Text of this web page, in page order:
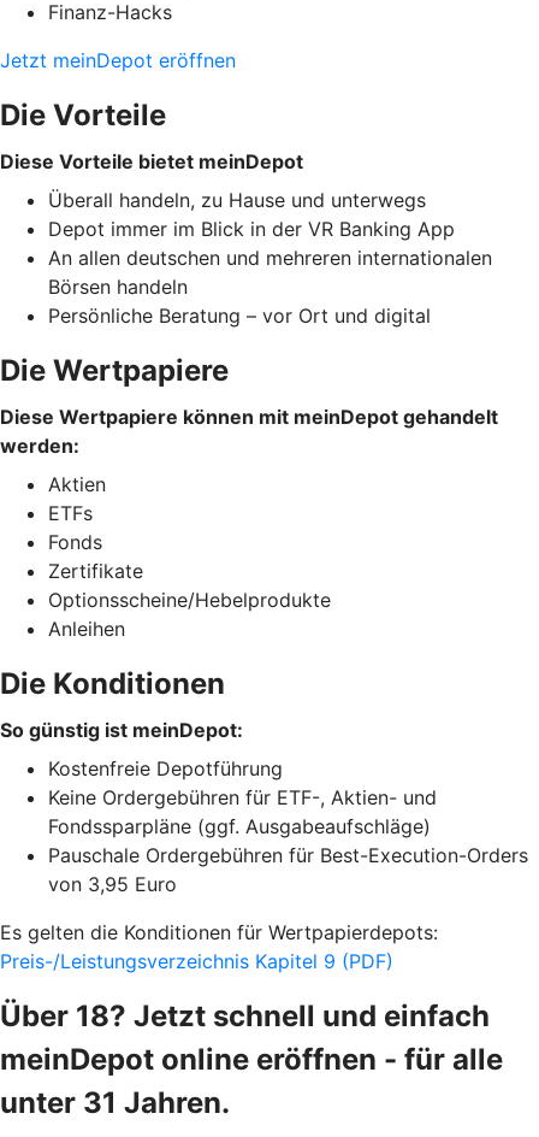
Finanz-Hacks
Jetzt meinDepot eröffnen
Die Vorteile
Diese Vorteile bietet meinDepot
Überall handeln, zu Hause und unterwegs
Depot immer im Blick in der VR Banking App
An allen deutschen und mehreren internationalen
Börsen handeln
Persönliche Beratung – vor Ort und digital
Die Wertpapiere
Diese Wertpapiere können mit meinDepot gehandelt
werden:
Aktien
ETFs
Fonds
Zertifikate
Optionsscheine/Hebelprodukte
Anleihen
Die Konditionen
So günstig ist meinDepot:
Kostenfreie Depotführung
Keine Ordergebühren für ETF-, Aktien- und
Fondssparpläne (ggf. Ausgabeaufschläge)
Pauschale Ordergebühren für Best-Execution-Orders
von 3,95 Euro
Es gelten die Konditionen für Wertpapierdepots:
Preis-/Leistungsverzeichnis Kapitel 9 (PDF)
Über 18? Jetzt schnell und einfach
meinDepot online eröffnen - für alle
unter 31 Jahren.